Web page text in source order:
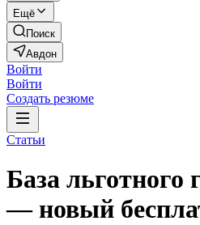
Ещё
Поиск
Авдон
Войти
Войти
Создать резюме
Статьи
База льготного
— новый